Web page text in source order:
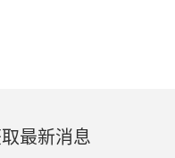
最新消息